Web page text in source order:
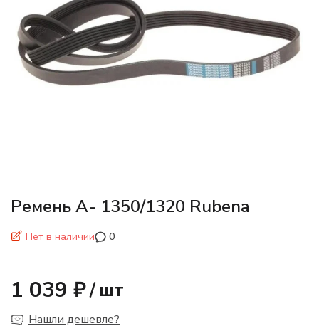
Ремень А- 1350/1320 Rubena
Нет в наличии 0
1 039 ₽/ шт
Нашли дешевле?